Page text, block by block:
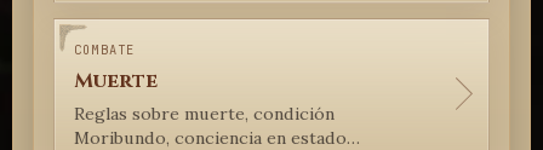
Lite.
COMBATE
Muerte
Reglas sobre muerte, condición
Moribundo, conciencia en estado